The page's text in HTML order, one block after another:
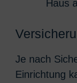
Haus
Je nach
Einrichtung